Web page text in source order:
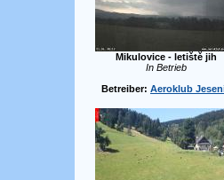
Mikulovice - letiště jih
In Betrieb
Betreiber: Aeroklub